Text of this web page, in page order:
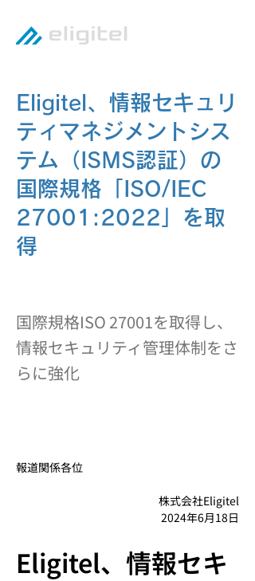
Eligitel、情報セキュリ
ティマネジメントシス
テム（ISMS認証）の
国際規格「ISO/IEC
27001:2022」を取
得
国際規格ISO 27001を取得し、
情報セキュリティ管理体制をさ
らに強化
報道関係各位
株式会社Eligitel
2024年6月18日
Eligitel、情報セキ